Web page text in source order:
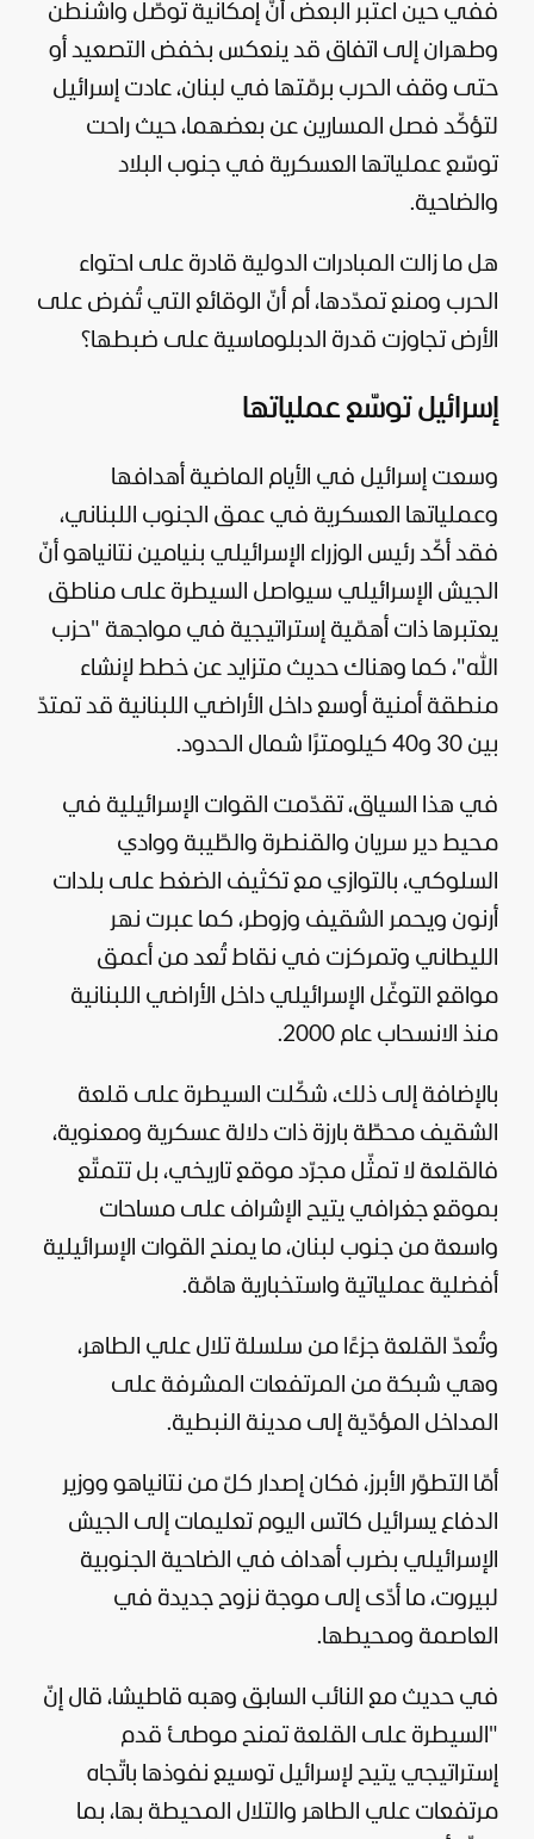
ففي حين اعتبر البعض أنّ إمكانية توصّل واشنطن
وطهران إلى اتفاق قد ينعكس بخفض التصعيد أو
حتى وقف الحرب برمّتها في لبنان، عادت إسرائيل
لتؤكّد فصل المسارين عن بعضهما، حيث راحت
توسّع عملياتها العسكرية في جنوب البلاد
والضاحية.
هل ما زالت المبادرات الدولية قادرة على احتواء
الحرب ومنع تمدّدها، أم أنّ الوقائع التي تُفرض على
الأرض تجاوزت قدرة الدبلوماسية على ضبطها؟
إسرائيل توسّع عملياتها
وسعت إسرائيل في الأيام الماضية أهدافها
وعملياتها العسكرية في عمق الجنوب اللبناني،
فقد أكّد رئيس الوزراء الإسرائيلي بنيامين نتانياهو أنّ
الجيش الإسرائيلي سيواصل السيطرة على مناطق
يعتبرها ذات أهمّية إستراتيجية في مواجهة "حزب
الله"، كما وهناك حديث متزايد عن خطط لإنشاء
منطقة أمنية أوسع داخل الأراضي اللبنانية قد تمتدّ
بين 30 و40 كيلومترًا شمال الحدود.
في هذا السياق، تقدّمت القوات الإسرائيلية في
محيط دير سريان والقنطرة والطّيبة ووادي
السلوكي، بالتوازي مع تكثيف الضغط على بلدات
أرنون ويحمر الشقيف وزوطر، كما عبرت نهر
الليطاني وتمركزت في نقاط تُعد من أعمق
مواقع التوغّل الإسرائيلي داخل الأراضي اللبنانية
منذ الانسحاب عام 2000.
بالإضافة إلى ذلك، شكّلت السيطرة على قلعة
الشقيف محطّة بارزة ذات دلالة عسكرية ومعنوية،
فالقلعة لا تمثّل مجرّد موقع تاريخي، بل تتمتّع
بموقع جغرافي يتيح الإشراف على مساحات
واسعة من جنوب لبنان، ما يمنح القوات الإسرائيلية
أفضلية عملياتية واستخبارية هامّة.
وتُعدّ القلعة جزءًا من سلسلة تلال علي الطاهر،
وهي شبكة من المرتفعات المشرفة على
المداخل المؤدّية إلى مدينة النبطية.
أمّا التطوّر الأبرز، فكان إصدار كلّ من نتانياهو ووزير
الدفاع يسرائيل كاتس اليوم تعليمات إلى الجيش
الإسرائيلي بضرب أهداف في الضاحية الجنوبية
لبيروت، ما أدّى إلى موجة نزوح جديدة في
العاصمة ومحيطها.
في حديث مع النائب السابق وهبه قاطيشا، قال إنّ
"السيطرة على القلعة تمنح موطئ قدم
إستراتيجي يتيح لإسرائيل توسيع نفوذها باتّجاه
مرتفعات علي الطاهر والتلال المحيطة بها، بما